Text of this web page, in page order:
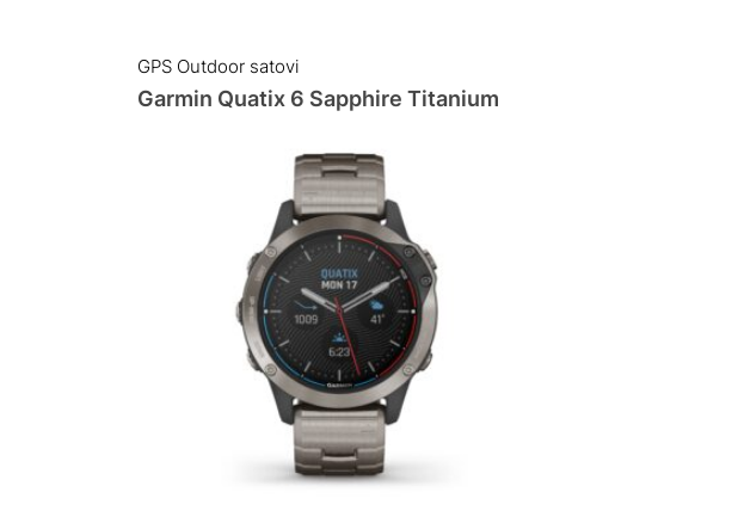
GPS Outdoor satovi
Garmin Quatix 6 Sapphire Titanium